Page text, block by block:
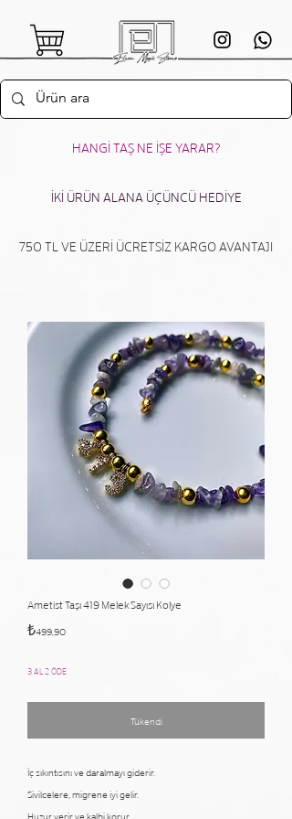
HANGİ TAŞ NE İŞE YARAR?
İKİ ÜRÜN ALANA ÜÇÜNCÜ HEDİYE
750 TL VE ÜZERİ ÜCRETSİZ KARGO AVANTAJI
Ametist Taşı 419 Melek Sayısı Kolye
₺499,90Fiyat
3 AL 2 ÖDE
Tükendi
İç sıkıntısını ve daralmayı giderir.
Sivilcelere, migrene iyi gelir.
Huzur verir ve kalbi korur.